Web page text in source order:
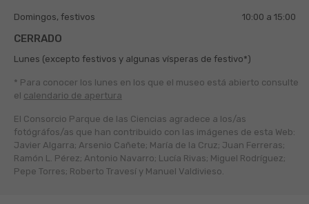
Domingos, festivos 10:00 a 15:00
CERRADO
Lunes (excepto festivos y algunas vísperas de festivo*)
* Para conocer los lunes en los que el museo está abierto consulte
el calendario de apertura
El Consorcio Parque de las Ciencias agradece a los/as
fotógráfos/as que han contribuido con las imágenes de esta Web:
Javier Algarra; Arsenio Cañete; María de la Cruz; Juan Ferreras;
Ramón L. Pérez; Antonio Navarro; Lucía Rivas; Miguel Rodríguez;
Pepe Torres; Roberto Travesí y Manuel Valdivieso.